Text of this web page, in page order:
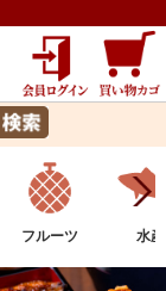
グルメ
水産物 お